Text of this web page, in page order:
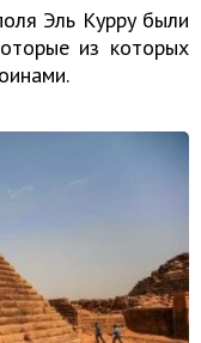
Эль Курру были
из которых